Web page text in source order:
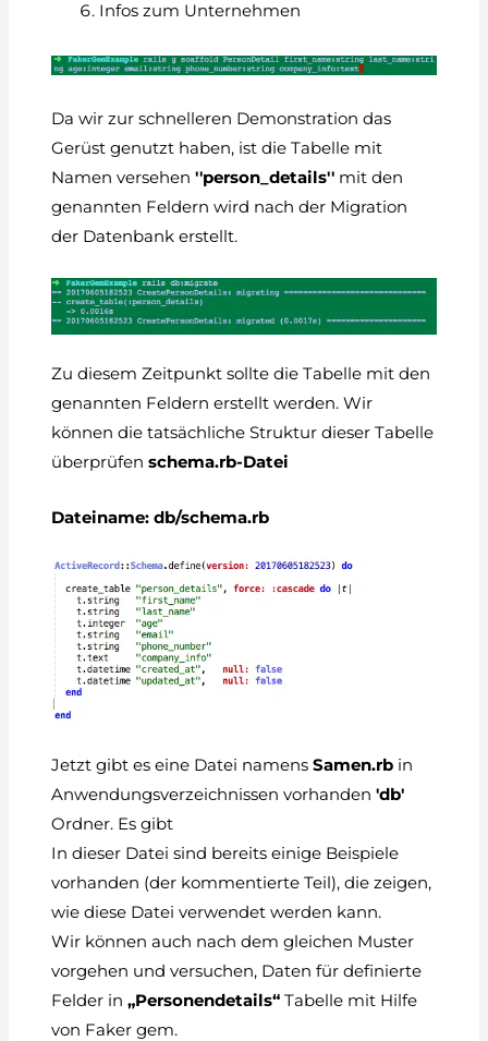
Infos zum Unternehmen
Da wir zur schnelleren Demonstration das
Gerüst genutzt haben, ist die Tabelle mit
Namen versehen''person_details'' mit den
genannten Feldern wird nach der Migration
der Datenbank erstellt.
Zu diesem Zeitpunkt sollte die Tabelle mit den
genannten Feldern erstellt werden. Wir
können die tatsächliche Struktur dieser Tabelle
überprüfenschema.rb-Datei
Dateiname: db/schema.rb
Jetzt gibt es eine Datei namensSamen.rb in
Anwendungsverzeichnissen vorhanden'db'
Ordner. Es gibt
In dieser Datei sind bereits einige Beispiele
vorhanden (der kommentierte Teil), die zeigen,
wie diese Datei verwendet werden kann.
Wir können auch nach dem gleichen Muster
vorgehen und versuchen, Daten für definierte
Felder in„Personendetails“ Tabelle mit Hilfe
von Faker gem.